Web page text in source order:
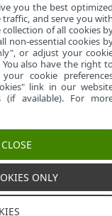
you the best
traffic, and serve you
of all cookies
non-essential cookies
or adjust your
also have the right
cookie
link in our
available). For
ONLY